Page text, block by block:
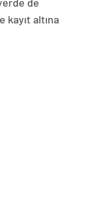
kayıt altına